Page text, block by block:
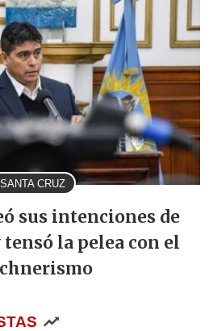
SANTA CRUZ
sus intenciones de
la pelea con el